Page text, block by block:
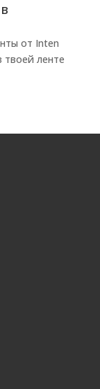
от Inten
твоей ленте